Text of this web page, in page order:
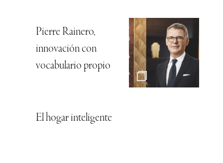
Pierre Rainero,
innovación con
vocabulario propio
El hogar inteligente